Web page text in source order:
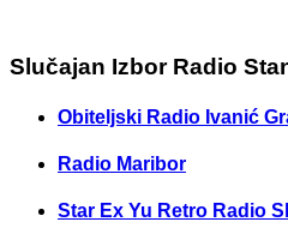
Slučajan Izbor Radio
Obiteljski Radio Ivanić
Radio Maribor
Star Ex Yu Retro Radio